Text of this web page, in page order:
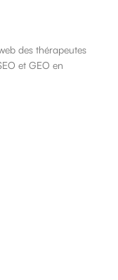
des thérapeutes
et GEO en